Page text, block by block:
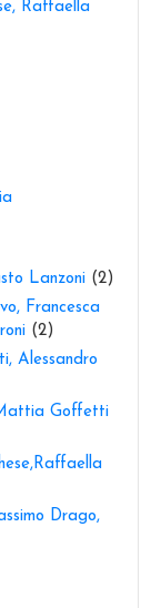
Raffaella
Lanzoni (2)
Francesca
(2)
Alessandro
Goffetti
Drago,